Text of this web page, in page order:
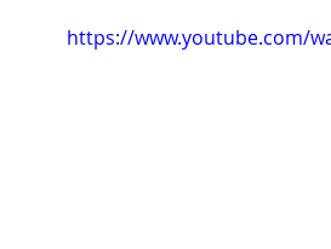
https://www.youtube.com/